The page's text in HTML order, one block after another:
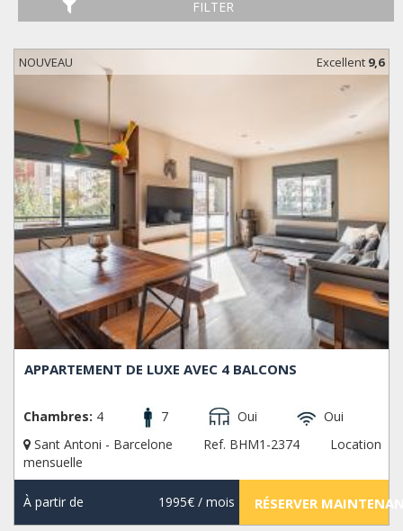
FILTER
NOUVEAU Excellent 9,6
APPARTEMENT DE LUXE AVEC 4 BALCONS
Chambres: 4 7 Oui
Oui
Sant Antoni - Barcelone
Ref. BHM1-2374
Location
mensuelle
À partir de 1995€/ mois RÉSERVER